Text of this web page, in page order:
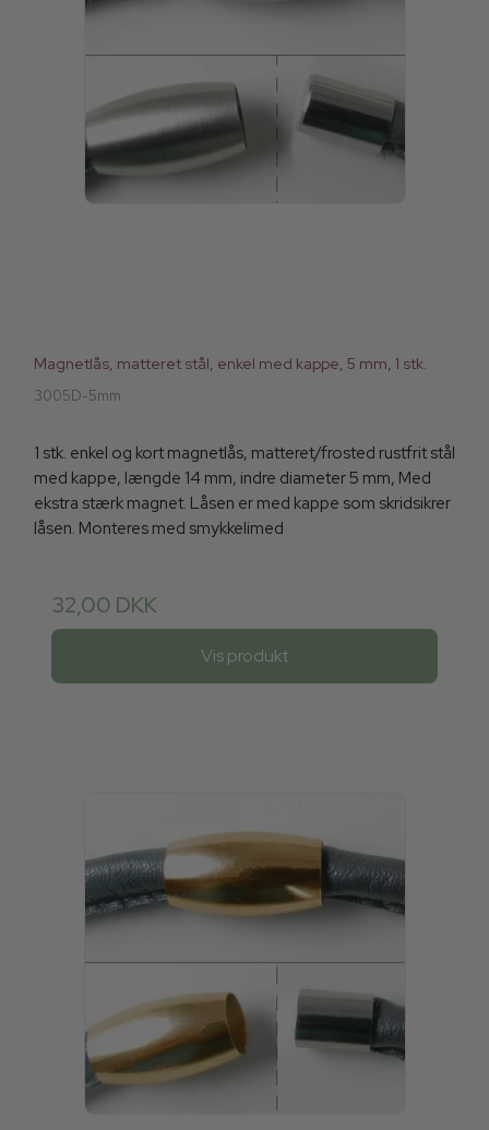
Magnetlås, matteret stål, enkel med kappe, 5 mm, 1 stk.
3005D-5mm
1 stk. enkel og kort magnetlås, matteret/frosted rustfrit stål
med kappe, længde 14 mm, indre diameter 5 mm, Med
ekstra stærk magnet. Låsen er med kappe som skridsikrer
låsen. Monteres med smykkelimed
32,00 DKK
Vis produkt